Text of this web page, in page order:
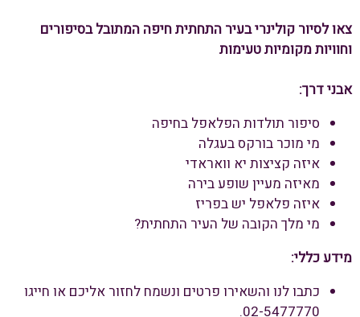
צאו לסיור קולינרי בעיר התחתית חיפה המתובל בסיפורים
וחוויות מקומיות טעימות
אבני דרך:
סיפור תולדות הפלאפל בחיפה
מי מוכר בורקס בעגלה
איזה קציצות יא וואראדי
מאיזה מעיין שופע בירה
איזה פלאפל יש בפריז
מי מלך הקובה של העיר התחתית?
מידע כללי:
כתבו לנו והשאירו פרטים ונשמח לחזור אליכם או חייגו
02-5477770.